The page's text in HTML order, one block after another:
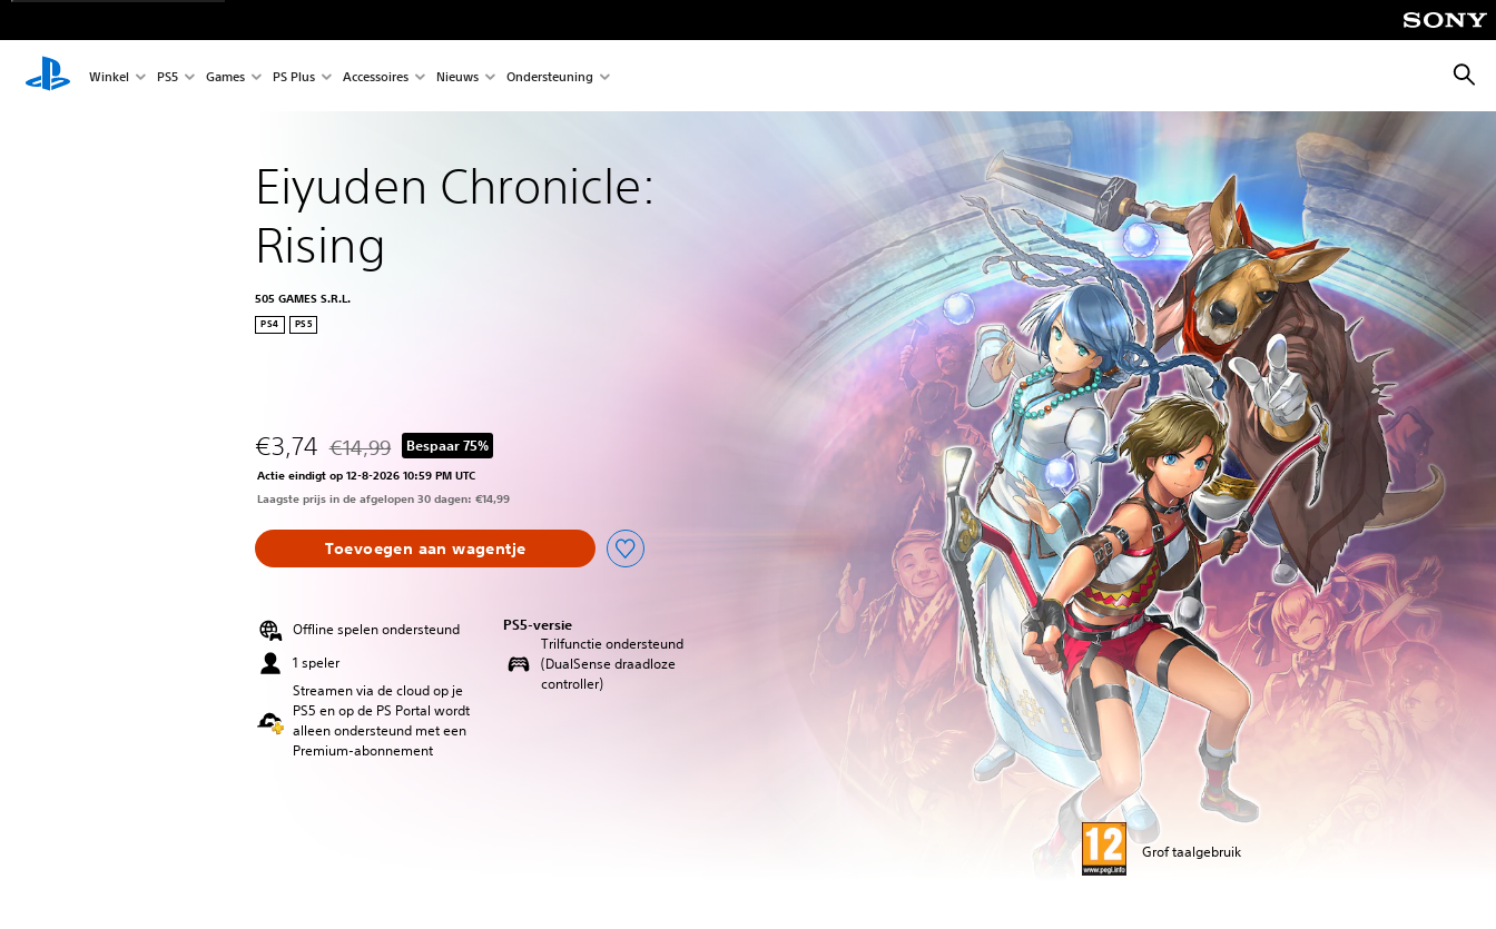
Winkel PS5 Games PS Plus Accessoires Nieuws Ondersteuning
Eiyuden Chronicle:
Rising
505 GAMES S.R.L.
PS4 PS5
€3,74 Korting ten opzichte van de oorspronkelijke prijs van €14,99
€14,99 Bespaar 75%
Actie eindigt op 12-8-2026 10:59 PM UTC
Laagste prijs in de afgelopen 30 dagen: €14,99
Toevoegen aan wagentje
Offline spelen ondersteund
1 speler
Streamen via de cloud op je
PS5 en op de PS Portal wordt
alleen ondersteund met een
Premium-abonnement
PS5-versie
Trilfunctie ondersteund
(DualSense draadloze
controller)
Grof taalgebruik